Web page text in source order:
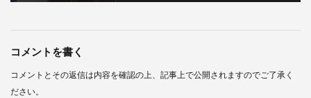
コメントを書く
コメントとその返信は内容を確認の上、記事上で公開されますのでご了承く
ださい。